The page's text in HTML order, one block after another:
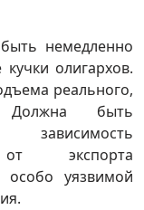
немедленно
олигархов.
реального,
Должна быть
экспорта
особо уязвимой